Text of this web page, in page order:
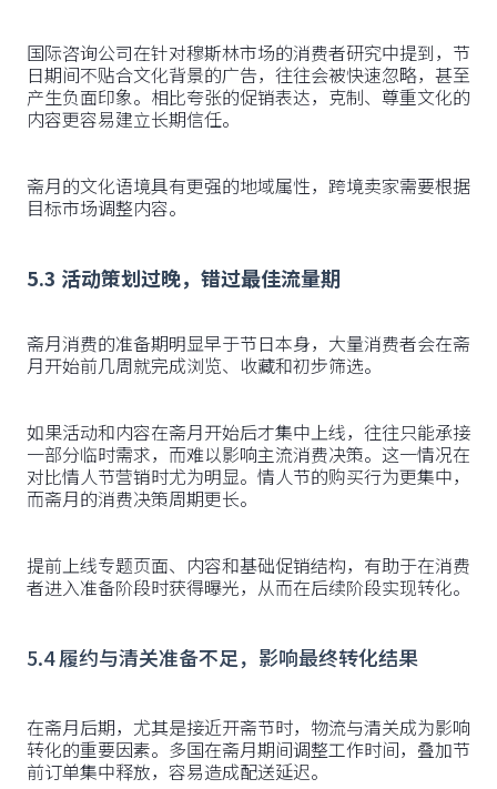
国际咨询公司在针对穆斯林市场的消费者研究中提到，节
日期间不贴合文化背景的广告，往往会被快速忽略，甚至
产生负面印象。相比夸张的促销表达，克制、尊重文化的
内容更容易建立长期信任。
斋月的文化语境具有更强的地域属性，跨境卖家需要根据
目标市场调整内容。
5.3 活动策划过晚，错过最佳流量期
斋月消费的准备期明显早于节日本身，大量消费者会在斋
月开始前几周就完成浏览、收藏和初步筛选。
如果活动和内容在斋月开始后才集中上线，往往只能承接
一部分临时需求，而难以影响主流消费决策。这一情况在
对比情人节营销时尤为明显。情人节的购买行为更集中，
而斋月的消费决策周期更长。
提前上线专题页面、内容和基础促销结构，有助于在消费
者进入准备阶段时获得曝光，从而在后续阶段实现转化。
5.4 履约与清关准备不足，影响最终转化结果
在斋月后期，尤其是接近开斋节时，物流与清关成为影响
转化的重要因素。多国在斋月期间调整工作时间，叠加节
前订单集中释放，容易造成配送延迟。